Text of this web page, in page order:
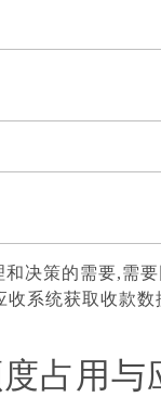
和决策的需要,需
收系统获取收款
占用与